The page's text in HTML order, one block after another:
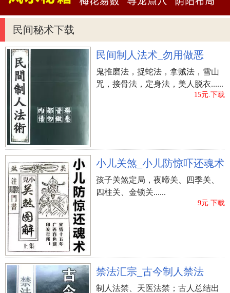
肥厚的话，那更代表了你的天资卓越，在人生的道
路上会有辉煌腾达的际遇，尤其是老年的时候；但
假使是颗恶痣的话，那表示你会发生家庭纠纷，夫
妇、亲子之间经常会有磨擦，而且是一个颇神经质
的人。
掌中有痣表示你是一个聪明而不缺钱用的人，老
年会很有成就，掌背正中央有痣则代表你颇善于理
财，在家中能掌有经济大权，而且会比较好面子，
脚底长痣的人驿马通常很重，有很多机会云游四海
或出外旅游。脚趾里有痣，显示你是个忠厚老实的
人，在职场上颇能获得部署、朋友之拥护及帮助，
将来在事业上必也会有一翻做为！
右手手心生命线上有痣：
1．可能是色素沉淀
2．最浪漫的解释是（传说就是掌心有痣是等待另
一个有痣的人...男的手和女的手心都有痣，左手和
右手有痣的地方是吻合的。表示上辈子约好的下辈
子还要在一起，这是个约定。）
民间秘术下载
民间制人法术_勿用做恶
鬼推磨法，捉蛇法，拿贼法，雪山
咒，接骨法，定身法，美人脱衣......
15元.下载
小儿关煞_小儿防惊吓还魂术
孩子关煞定局，夜啼关、四季关、
四柱关、金锁关......
9元.下载
禁法汇宗_古今制人禁法
制人法禁、天医法禁；古人总结出